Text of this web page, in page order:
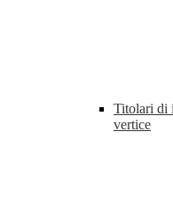
Titolari di
vertice